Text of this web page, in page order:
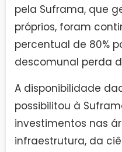
pela Suframa, que
próprios, foram
percentual de 80%
descomunal perda
A disponibilidade
possibilitou à
investimentos nas
infraestrutura, da